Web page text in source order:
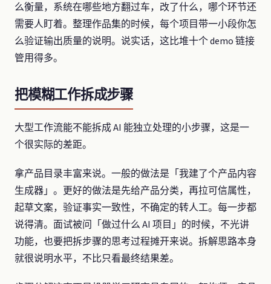
么衡量，系统在哪些地方翻过车，改了什么，哪个环节还
需要人盯着。整理作品集的时候，每个项目带一小段你怎
么验证输出质量的说明。说实话，这比堆十个 demo 链接
管用得多。
把模糊工作拆成步骤
大型工作流能不能拆成 AI 能独立处理的小步骤，这是一
个很实际的差距。
拿产品目录丰富来说。一般的做法是「我建了个产品内容
生成器」。更好的做法是先给产品分类，再拉可信属性，
起草文案，验证事实一致性，不确定的转人工。每一步都
说得清。面试被问「做过什么 AI 项目」的时候，不光讲
功能，也要把拆步骤的思考过程摊开来说。拆解思路本身
就很说明水平，不比只看最终结果差。